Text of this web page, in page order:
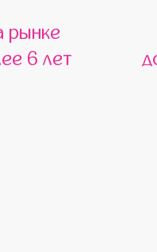
рынке
6 лет